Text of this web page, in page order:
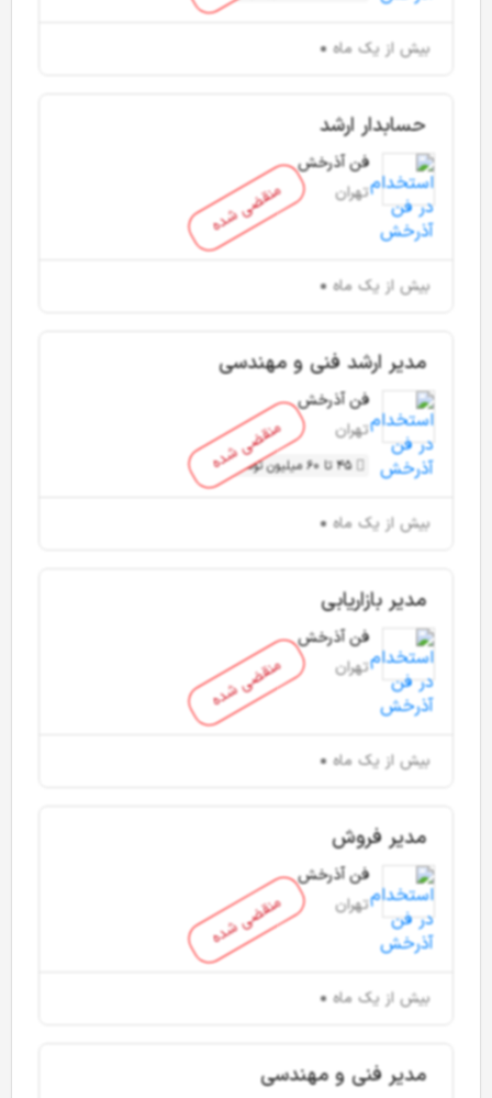
بیش از یک ماه
منقضی شده
حسابدار ارشد
فن آذرخش
تهران
بیش از یک ماه
منقضی شده
مدیر ارشد فنی و مهندسی
فن آذرخش
تهران
45 تا 60 میلیون تومان
بیش از یک ماه
منقضی شده
مدیر بازاریابی
فن آذرخش
تهران
بیش از یک ماه
منقضی شده
مدیر فروش
فن آذرخش
تهران
بیش از یک ماه
مدیر فنی و مهندسی